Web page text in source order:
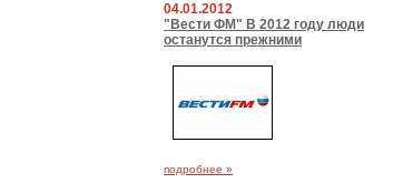
04.01.2012
"Вести ФМ" В 2012 году люди
останутся прежними
подробнее »